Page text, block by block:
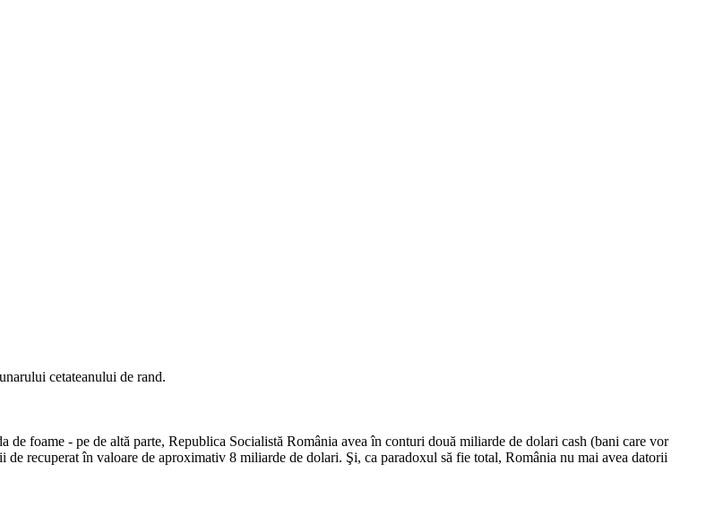
cetateanului de rand.
foame - pe de altă parte, Republica Socialistă România avea în conturi două miliarde de dolari cash (bani care vor
recuperat în valoare de aproximativ 8 miliarde de dolari. Şi, ca paradoxul să fie total, România nu mai avea datorii